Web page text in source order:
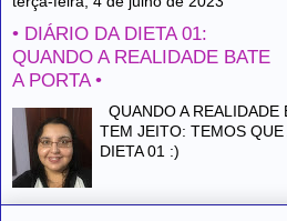
• DIÁRIO DA DIETA 01:
QUANDO A REALIDADE BATE
A PORTA •
QUANDO A REALIDADE
TEM JEITO: TEMOS
DIETA 01 :)